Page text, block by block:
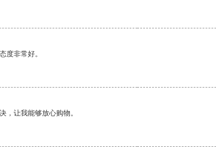
度非常好。
，让我能够放心购物。